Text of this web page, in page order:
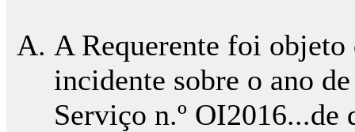
A Requerente foi objeto
incidente sobre o ano
Serviço n.º OI2016...de